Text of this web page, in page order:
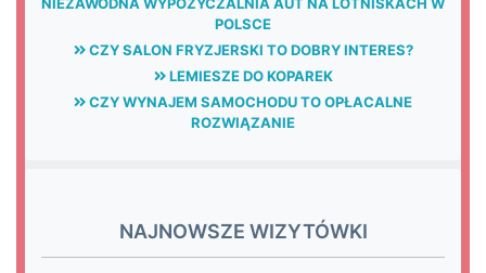
POLSCE
CZY SALON FRYZJERSKI TO DOBRY INTERES?
LEMIESZE DO KOPAREK
CZY WYNAJEM SAMOCHODU TO OPŁACALNE
ROZWIĄZANIE
NAJNOWSZE WIZYTÓWKI